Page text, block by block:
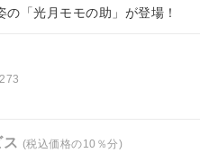
「光月モモの助」が登場！
(税込価格の10％分)